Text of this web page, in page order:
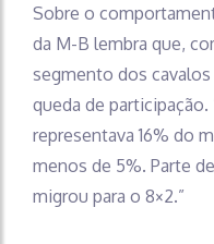
Sobre o
da M-B lembra que,
segmento dos
queda de
representava 16% do
menos de 5%. Parte
migrou para o 8×2.”